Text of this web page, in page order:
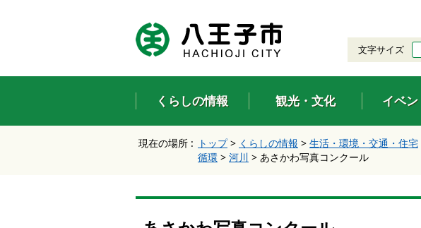
ン
タ
ー
キ
ナ
ビ
ョ
文字サイズ
くらしの情報 観光・文化 イベ
現在の場所 : トップ> くらしの情報 > 生活・環境・交通・住宅
循環 > 河川 > あさかわ写真コンクール